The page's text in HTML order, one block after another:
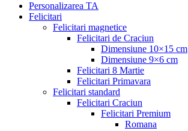
Personalizarea TA
Felicitari
Felicitari magnetice
Felicitari de Craciun
Dimensiune 10×15 cm
Dimensiune 9×6 cm
Felicitari 8 Martie
Felicitari Primavara
Felicitari standard
Felicitari Craciun
Felicitari Premium
Romana